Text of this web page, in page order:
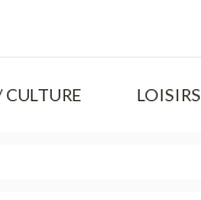
LOISIRS